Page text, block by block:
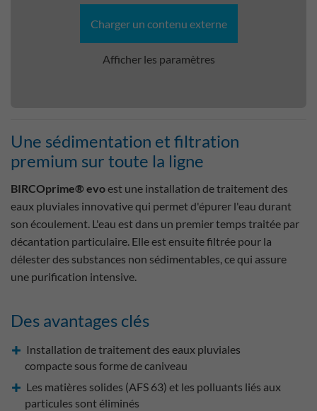
Charger un contenu externe
Afficher les paramètres
Une sédimentation et filtration
premium sur toute la ligne
BIRCOprime® evoest une installation de traitement des
eaux pluviales innovative qui permet d'épurer l'eau durant
son écoulement. L'eau est dans un premier temps traitée par
décantation particulaire. Elle est ensuite filtrée pour la
délester des substances non sédimentables, ce qui assure
une purification intensive.
Des avantages clés
Installation de traitement des eaux pluviales
compacte sous forme de caniveau
Les matières solides (AFS 63) et les polluants liés aux
particules sont éliminés